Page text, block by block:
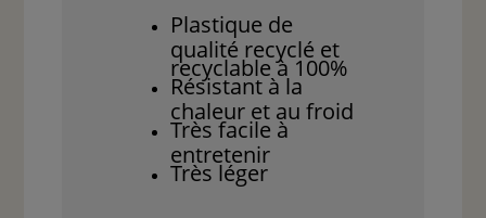
Plastique de
qualité recyclé et
recyclable à 100%
Résistant à la
chaleur et au froid
Très facile à
entretenir
Très léger